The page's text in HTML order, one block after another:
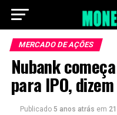
MERCADO DE AÇÕES
Nubank
para IPO,
Publicado 5 anos atrás em